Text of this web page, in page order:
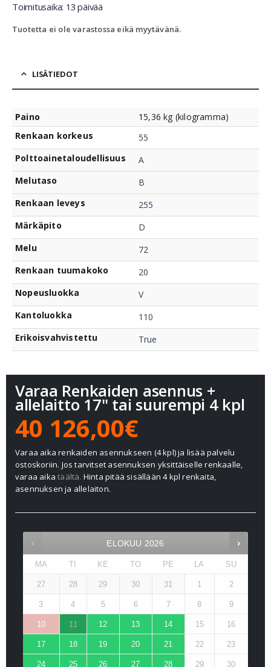
Toimitusaika: 13 päivää
Tuotetta ei ole varastossa eikä myytävänä.
LISÄTIEDOT
Paino
15,36 kg (kilogramma)
Renkaan korkeus
55
Polttoainetaloudellisuus
A
Melutaso
B
Renkaan leveys
255
Märkäpito
D
Melu
72
Renkaan tuumakoko
20
Nopeusluokka
V
Kantoluokka
110
Erikoisvahvistettu
True
Varaa Renkaiden asennus +
allelaitto 17" tai suurempi 4 kpl
40 126,00€
Varaa aika renkaiden asennukseen (4 kpl) ja lisää palvelu
ostoskoriin. Jos tarvitset asennuksen yksittäiselle renkaalle,
varaa aikatäältä. Hinta pitää sisällään 4 kpl renkaita,
asennuksen ja allelaiton.
ELOKUU 2026
MA TI KE TO PE LA SU
27 28 29 30 31 1 2
3 4 5 6 7 8 9
10 11 12 13 14 15 16
17 18 19 20 21 22 23
24 25 26 27 28 29 30